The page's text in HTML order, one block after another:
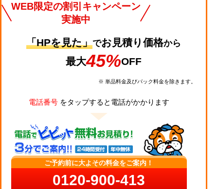
WEB限定の割引キャンペーン
実施中
「HPを見た」でお見積り価格から
最大45%OFF
※ 単品料金及びパック料金を除きます。
電話番号をタップすると電話がかかります
ご予約前に大よその料金をご案内！
0120-900-413